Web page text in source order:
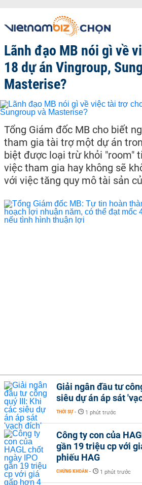
Lãnh đạo MB nói gì về
18 dự án Vingroup,
Masterise?
Tổng Giám đốc MB cho biết
tham gia tài trợ một dự án
biệt được loại trừ khỏi "room"
việc tham gia hay không sẽ
với việc tăng quy mô tài sản
Giải ngân đầu tư
siêu dự án áp sát
THỜI SỰ - 1 phút trước
Công ty con của
gần 19 triệu cp với
phiếu HAG
CHỨNG KHOÁN - 1 phút trước